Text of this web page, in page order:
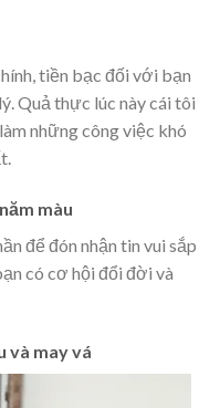
tiền bạc đối với bạn
Quả thực lúc này cái tôi
những công việc khó
màu
để đón nhận tin vui sắp
có cơ hội đổi đời và
và may vá